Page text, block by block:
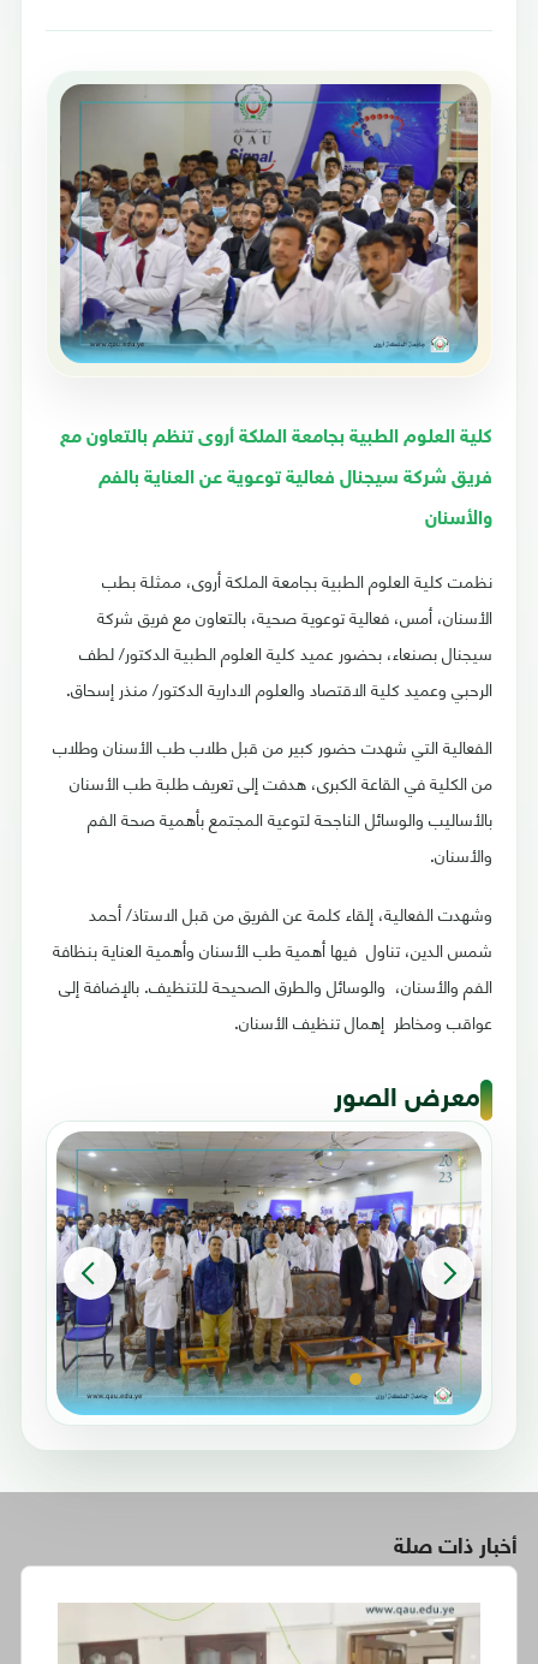
كلية العلوم الطبية بجامعة الملكة أروى تنظم بالتعاون مع
فريق شركة سيجنال فعالية توعوية عن العناية بالفم
والأسنان
نظمت كلية العلوم الطبية بجامعة الملكة أروى، ممثلة بطب
الأسنان، أمس، فعالية توعوية صحية، بالتعاون مع فريق شركة
سيجنال بصنعاء، بحضور عميد كلية العلوم الطبية الدكتور/ لطف
الرحبي وعميد كلية الاقتصاد والعلوم الادارية الدكتور/ منذر إسحاق.
الفعالية التي شهدت حضور كبير من قبل طلاب طب الأسنان وطلاب
من الكلية في القاعة الكبرى، هدفت إلى تعريف طلبة طب الأسنان
بالأساليب والوسائل الناجحة لتوعية المجتمع بأهمية صحة الفم
والأسنان.
وشهدت الفعالية، إلقاء كلمة عن الفريق من قبل الاستاذ/ أحمد
شمس الدين، تناول فيها أهمية طب الأسنان وأهمية العناية بنظافة
الفم والأسنان، والوسائل والطرق الصحيحة للتنظيف. بالإضافة إلى
عواقب ومخاطر إهمال تنظيف الأسنان.
معرض الصور
أخبار ذات صلة